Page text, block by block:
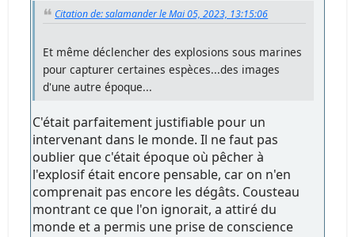
Citation de: salamander le Mai 05, 2023, 13:15:06
Et même déclencher des explosions sous marines
pour capturer certaines espèces...des images
d'une autre époque...
C'était parfaitement justifiable pour un
intervenant dans le monde. Il ne faut pas
oublier que c'était époque où pêcher à
l'explosif était encore pensable, car on n'en
comprenait pas encore les dégâts. Cousteau
montrant ce que l'on ignorait, a attiré du
monde et a permis une prise de conscience